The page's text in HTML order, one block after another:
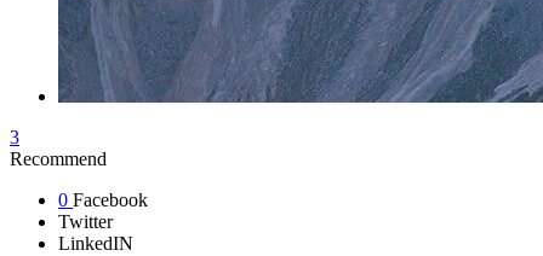
3
Recommend
0 Facebook
Twitter
LinkedIN